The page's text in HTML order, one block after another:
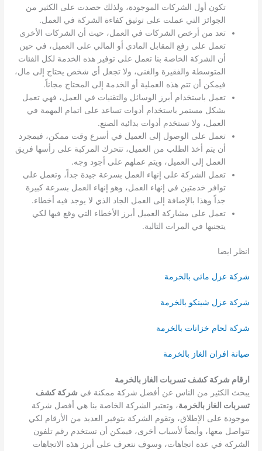
تكون أول الشركات الموجودة، ولذلك حصدت على الكثير من
الجوائز التي عملت على توثيق كفاءة الشركة في العمل.
تعد من أرخص الشركات في العمل، حيث أن الشركات الأخرى
تعمل على رفع المقابل المادي أو المالي على العميل، في حين
أن الشركة الخاصة بنا تعمل على توفير هذه الخدمة لكل الفئات
المتوسطة والفقيرة والغنى، ولا تجعل أي شخص يحتاج إلى مال،
فيمكن أن تتم هذه العملية أو الخدمة إلى المحتاج مجاناً.
تعمل باستخدام أبرز الوسائل والتقنيات في العمل، فهي تعمل
بشكل مستمر باستخدام أدوات تساعد على اتمام المهمة في
العمل، ولا تستخدم أدوات بدائية الصنع.
تعمل على الوصول إلى العميل في أسرع وقت ممكن، فبمجرد
أن يتم أخذ الطلب من العميل، تتحرك المركبة على رأسها فريق
العمل إلى العميل، ويتم عملهم على أجود وجه.
تعمل الشركة على إنهاء العمل بسرعة جيدة جداً، وتعمل على
توافر خدمتين في إنهاء العمل، وهو إنهاء العمل بسرعة كبيرة
جداً وهذا بالإضافة إلى العمل الجاد الذي لا يوجد فيه أخطاء.
تعمل على مشاركة العميل أبرز الأخطاء التي وقع فيها لكي
يتجنبها في المرات التالية.
انظر ايضا
شركة عزل مائى بالخرمة
شركة عزل شينكو بالخرمة
شركة لحام خزانات بالخرمة
صيانة افران الغاز بالخرمة
ارقام شركة كشف تسربات الغاز بالخرمة
يبحث الكثير من الناس عن أفضل شركة ممكنة في شركة كشف
تسربات الغاز بالخرمة، وتعتبر الشركة الخاصة بنا هي أفضل شركة
موجودة على الإطلاق، وتقوم الشركة بتوفير العديد من الأرقام لكي
تتواصل معها، وأيضاً لأسباب أخرى، فيمكن أن تستخدم رقم تلفون
الشركة في عدة اتجاهات، وسوف نتعرف على أبرز هذه الاتجاهات